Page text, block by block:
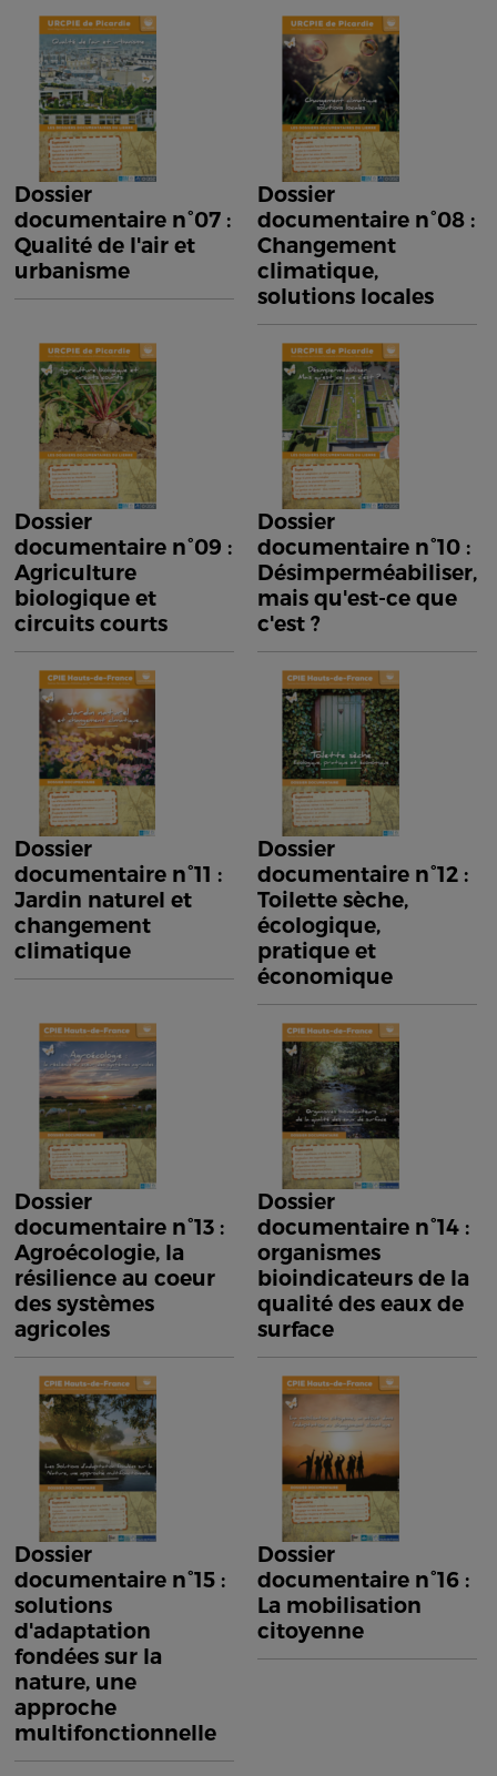
Dossier
documentaire n°07 :
Qualité de l'air et
urbanisme
Dossier
documentaire n°08 :
Changement
climatique,
solutions locales
Dossier
documentaire n°09 :
Agriculture
biologique et
circuits courts
Dossier
documentaire n°10 :
Désimperméabiliser,
mais qu'est-ce que
c'est ?
Dossier
documentaire n°11 :
Jardin naturel et
changement
climatique
Dossier
documentaire n°12 :
Toilette sèche,
écologique,
pratique et
économique
Dossier
documentaire n°13 :
Agroécologie, la
résilience au coeur
des systèmes
agricoles
Dossier
documentaire n°14 :
organismes
bioindicateurs de la
qualité des eaux de
surface
Dossier
documentaire n°15 :
solutions
d'adaptation
fondées sur la
nature, une
approche
multifonctionnelle
Dossier
documentaire n°16 :
La mobilisation
citoyenne